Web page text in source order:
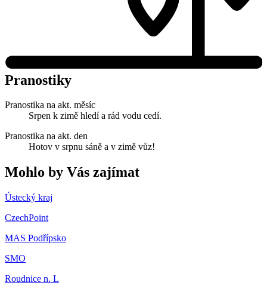
Pranostiky
Pranostika na akt. měsíc
Srpen k zimě hledí a rád vodu cedí.
Pranostika na akt. den
Hotov v srpnu sáně a v zimě vůz!
Mohlo by Vás zajímat
Ústecký kraj
CzechPoint
MAS Podřípsko
SMO
Roudnice n. L